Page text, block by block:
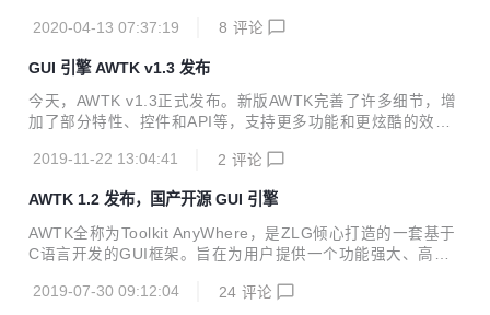
天，我们迎来了Designer 0.1.6的发布。在这个...
效可靠、简单易用、可轻松做出炫酷效果的 GUI 引擎。 欢迎
个方面： Toolkit AnyWhere。 ZLG 物联网操作系统 AWorks
OS 内置 GUI。 AWTK 源码仓库： 主源码仓库：https://githu
b.com/zlgopen/awtk 镜像源码仓库：https://gitee.com/zlgop
2020-04-13 07:37:19 8 评论
GUI 引擎 AWTK v1.3 发布
今天，AWTK v1.3正式发布。新版AWTK完善了许多细节，增
加了部分特性、控件和API等，支持更多功能和更炫酷的效
发生态建设，实现共赢！ “2019年最受欢迎中国开源软件评
net/p/awtk AWTK 全称 Toolkit AnyWhere，是 ZLG 开发的开
源 GUI 引擎，旨在为嵌入式系统、WEB、各种小程序、手机
和 PC 打造的通用 GUI 引擎，为用户提供一个功能强大、高
广大开...
2019-11-22 13:04:41 2 评论
AWTK 1.2 发布，国产开源 GUI 引擎
AWTK全称为Toolkit AnyWhere，是ZLG倾心打造的一套基于
C语言开发的GUI框架。旨在为用户提供一个功能强大、高效
平台同步开发，一次编程，终生使用。 AWTK当前升级到了v
2019-07-30 09:12:04 24 评论